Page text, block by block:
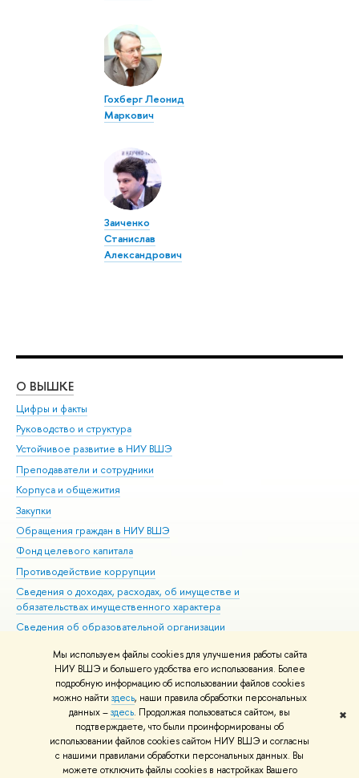
Мы используем файлы cookies для улучшения работы сайта
НИУ ВШЭ и большего удобства его использования. Более
подробную информацию об использовании файлов cookies
можно найти здесь, наши правила обработки персональных
данных –здесь. Продолжая пользоваться сайтом, вы
подтверждаете, что были проинформированы об
использовании файлов cookies сайтом НИУ ВШЭ и согласны
с нашими правилами обработки персональных данных. Вы
можете отключить файлы cookies в настройках Вашего
✖
Гохберг Леонид
Маркович
Заиченко
Станислав
Александрович
О ВЫШКЕ
Цифры и факты
Руководство и структура
Устойчивое развитие в НИУ ВШЭ
Преподаватели и сотрудники
Корпуса и общежития
Закупки
Обращения граждан в НИУ ВШЭ
Фонд целевого капитала
Противодействие коррупции
Сведения о доходах, расходах, об имуществе и
обязательствах имущественного характера
Сведения об образовательной организации
Людям с ограниченными возможностями здоровья
Единая платежная страница
Работа в Вышке
© НИУ ВШЭ 1993–2026 Адреса и контакты Условия использования
материалов Политика конфиденциальности Карта сайта
Шрифты HSE Sans и HSE Slab разработаны вШколе дизайна НИУ ВШЭ